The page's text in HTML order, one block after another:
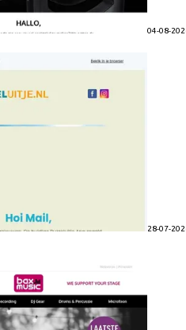
04-08-
28-07-